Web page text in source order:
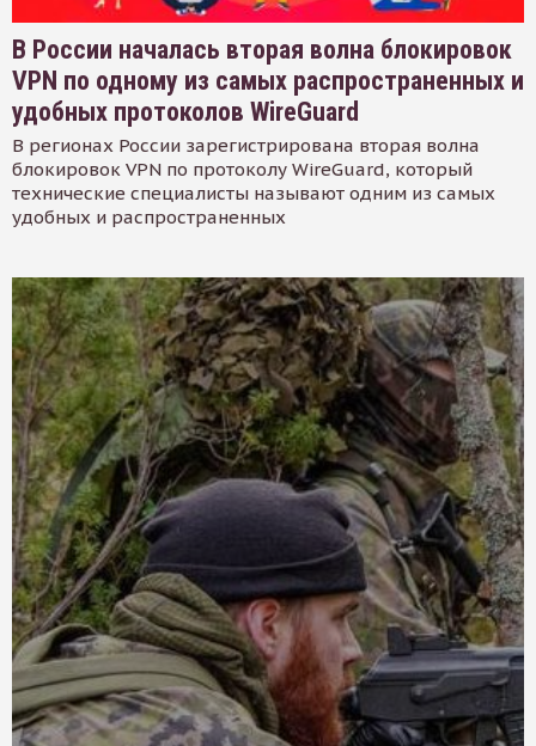
В России началась вторая волна блокировок
VPN по одному из самых распространенных и
удобных протоколов WireGuard
В регионах России зарегистрирована вторая волна
блокировок VPN по протоколу WireGuard, который
технические специалисты называют одним из самых
удобных и распространенных